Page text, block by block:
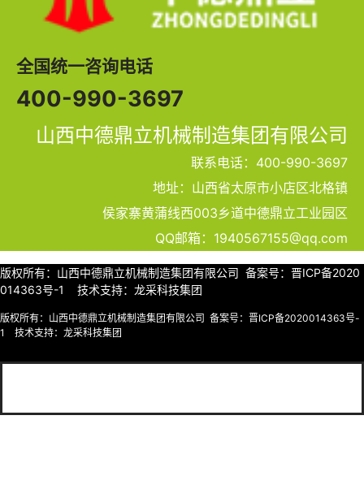
全国统一咨询电话
400-990-3697
山西中德鼎立机械制造集团有限公司
联系电话：400-990-3697
地址：山西省太原市小店区北格镇
侯家寨黄蒲线西003乡道中德鼎立工业园区
QQ邮箱：1940567155@qq.com
版权所有：山西中德鼎立机械制造集团有限公司 备案号：晋ICP备2020
014363号-1
技术支持： 龙采科技集团
版权所有：山西中德鼎立机械制造集团有限公司 备案号：晋ICP备2020014363号-
1
技术支持： 龙采科技集团